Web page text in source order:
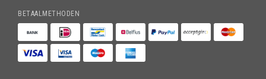
BETAALMETHODEN